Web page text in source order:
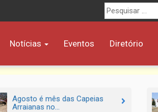
Procurar
por:
Notícias Eventos Diretório
Agosto é mês das Capeias
Arraianas no...